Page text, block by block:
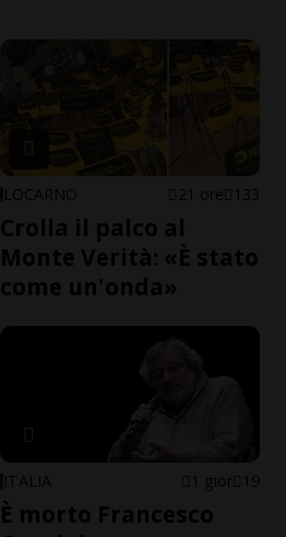
LOCARNO 21 ore 133
Crolla il palco al
Monte Verità: «È stato
come un'onda»
ITALIA 1 gior 19
È morto Francesco